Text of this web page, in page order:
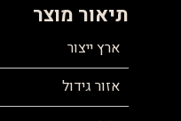
תיאור מוצר
ארץ ייצור
אזור גידול